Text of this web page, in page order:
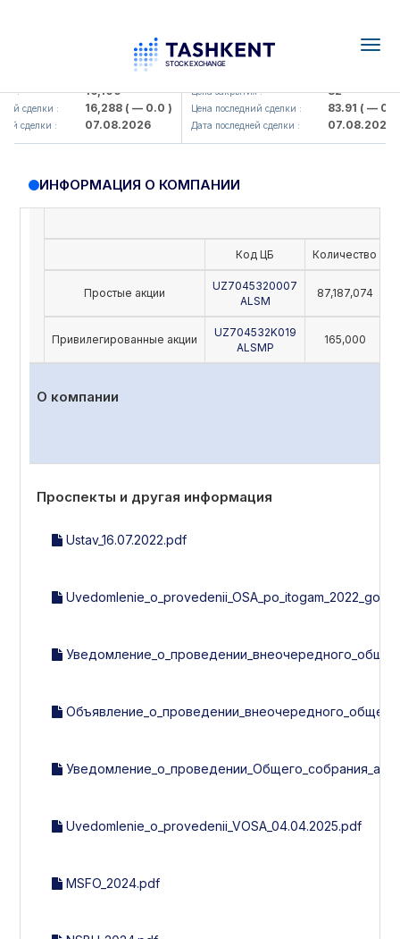
: 16,100
сделки : 16,288( — 0.0 )
сделки : 07.08.2026
KFSK (<Kafolat sug'urta
Цена закрытия : 82
Цена последний сделки : 83.91( — 0.0 )
Дата последней сделки : 07.08.2026
ИНФОРМАЦИЯ О КОМПАНИИ
Код ЦБ Количество
Простые акции
UZ7045320007
ALSM
87,187,074
Привилегированные акции
UZ704532K019
ALSMP
165,000
О компании
Проспекты и другая информация
Ustav_16.07.2022.pdf
Uvedomlenie_o_provedenii_VOSA_04.04.2025.pdf
MSFO_2024.pdf